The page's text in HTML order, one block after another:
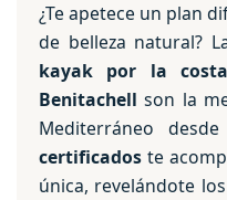
¿Te apetece un plan
de belleza natural?
kayak por la
Benitachellson la
Mediterráneo
certificadoste
única, revelándote